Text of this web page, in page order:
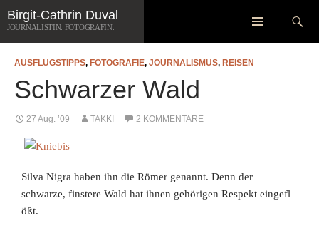
Zum
Inhalt
springen
Suchen
AUSFLUGSTIPPS, FOTOGRAFIE, JOURNALISMUS, REISEN
Schwarzer Wald
27 Aug. ’09 TAKKI 2 KOMMENTARE
Silva Nigra haben ihn die Römer genannt. Denn der
schwarze, finstere Wald hat ihnen gehörigen Respekt eingefl
ößt.
Birgit-Cathrin Duval
JOURNALISTIN. FOTOGRAFIN.